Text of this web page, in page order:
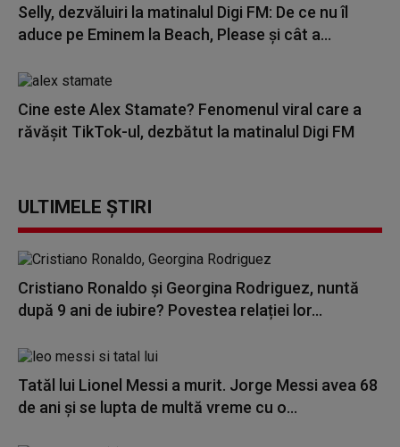
Selly, dezvăluiri la matinalul Digi FM: De ce nu îl
aduce pe Eminem la Beach, Please și cât a...
Cine este Alex Stamate? Fenomenul viral care a
răvășit TikTok-ul, dezbătut la matinalul Digi FM
ULTIMELE ȘTIRI
Cristiano Ronaldo și Georgina Rodriguez, nuntă
după 9 ani de iubire? Povestea relației lor...
Tatăl lui Lionel Messi a murit. Jorge Messi avea 68
de ani și se lupta de multă vreme cu o...